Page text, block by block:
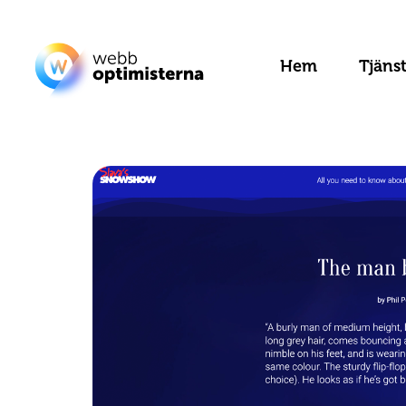
Hem